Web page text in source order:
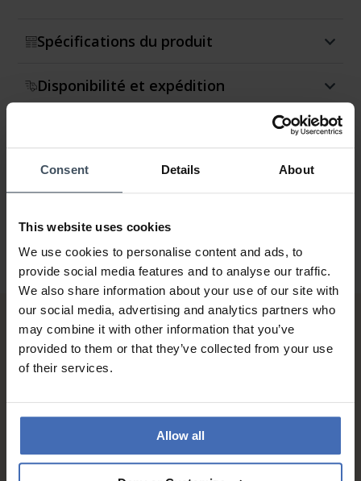
Consent Details About
This website uses cookies
We use cookies to personalise content and ads, to
provide social media features and to analyse our traffic.
We also share information about your use of our site with
our social media, advertising and analytics partners who
may combine it with other information that you’ve
provided to them or that they’ve collected from your use
of their services.
Allow all
Spécifications du produit
Disponibilité et expédition
Garantie
Sur facture et paiement
5'000.-)